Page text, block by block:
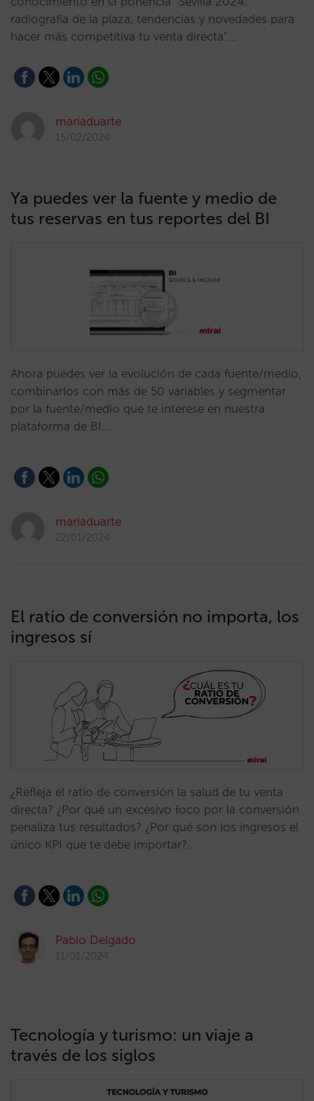
radiografía de la plaza, tendencias y novedades para
hacer más competitiva tu venta directa”…
mariaduarte
15/02/2024
Ya puedes ver la fuente y medio de
tus reservas en tus reportes del BI
Ahora puedes ver la evolución de cada fuente/medio,
combinarlos con más de 50 variables y segmentar
por la fuente/medio que te interese en nuestra
plataforma de BI.…
mariaduarte
22/01/2024
El ratio de conversión no importa, los
ingresos sí
¿Refleja el ratio de conversión la salud de tu venta
directa? ¿Por qué un excesivo foco por la conversión
penaliza tus resultados? ¿Por qué son los ingresos el
único KPI que te debe importar?…
Pablo Delgado
11/01/2024
Tecnología y turismo: un viaje a
través de los siglos